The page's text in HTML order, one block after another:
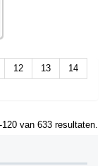
12 13
14
van 633 resultaten.